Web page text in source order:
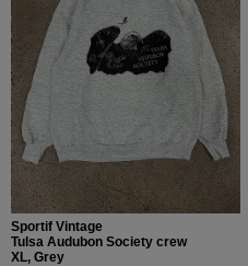
Sportif Vintage
Tulsa Audubon Society crew
XL, Grey